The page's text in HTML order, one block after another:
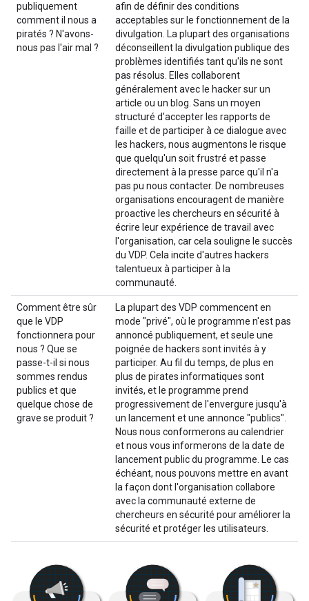
publiquement
comment il nous a
piratés ? N'avons-
nous pas l'air mal ?
afin de définir des conditions
acceptables sur le fonctionnement de la
divulgation. La plupart des organisations
déconseillent la divulgation publique des
problèmes identifiés tant qu'ils ne sont
pas résolus. Elles collaborent
généralement avec le hacker sur un
article ou un blog. Sans un moyen
structuré d'accepter les rapports de
faille et de participer à ce dialogue avec
les hackers, nous augmentons le risque
que quelqu'un soit frustré et passe
directement à la presse parce qu'il n'a
pas pu nous contacter. De nombreuses
organisations encouragent de manière
proactive les chercheurs en sécurité à
écrire leur expérience de travail avec
l'organisation, car cela souligne le succès
du VDP. Cela incite d'autres hackers
talentueux à participer à la
communauté.
Comment être sûr
que le VDP
fonctionnera pour
nous ? Que se
passe-t-il si nous
sommes rendus
publics et que
quelque chose de
grave se produit ?
La plupart des VDP commencent en
mode "privé", où le programme n'est pas
annoncé publiquement, et seule une
poignée de hackers sont invités à y
participer. Au fil du temps, de plus en
plus de pirates informatiques sont
invités, et le programme prend
progressivement de l'envergure jusqu'à
un lancement et une annonce "publics".
Nous nous conformerons au calendrier
et nous vous informerons de la date de
lancement public du programme. Le cas
échéant, nous pouvons mettre en avant
la façon dont l'organisation collabore
avec la communauté externe de
chercheurs en sécurité pour améliorer la
sécurité et protéger les utilisateurs.